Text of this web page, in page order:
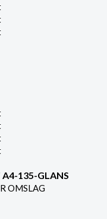
A4-135-GLANS
OMSLAG